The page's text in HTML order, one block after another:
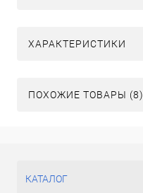
ХАРАКТЕРИСТИКИ
ПОХОЖИЕ ТОВАРЫ (8)
КАТАЛОГ